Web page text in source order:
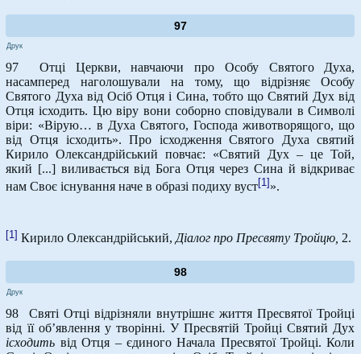
97
Друк
97 Отці Церкви, навчаючи про Особу Святого Духа,
насамперед наголошували на тому, що відрізняє Особу
Святого Духа від Осіб Отця і Сина, тобто що Святий Дух від
Отця ісходить. Цю віру вони соборно сповідували в Символі
віри: «Вірую… в Духа Святого, Господа животворящого, що
від Отця ісходить». Про ісходження Святого Духа святий
Кирило Олександрійський повчає: «Святий Дух – це Той,
який [...] виливається від Бога Отця через Сина й відкриває
нам Своє існування наче в образі подиху вуст[1] ».
[1] Кирило Олександрійський,Діалог про Пресвяту Тройцю,2.
98
Друк
98 Святі Отці відрізняли внутрішнє життя Пресвятої Тройці
від її об’явлення у творінні. У Пресвятій Тройці Святий Дух
ісходить від Отця – єдиного Начала Пресвятої Тройці. Коли